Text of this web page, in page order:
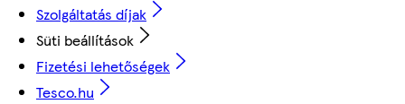
Szolgáltatás díjak
Süti beállítások
Fizetési lehetőségek
Tesco.hu